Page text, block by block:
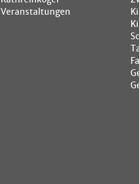
Veranstaltungen